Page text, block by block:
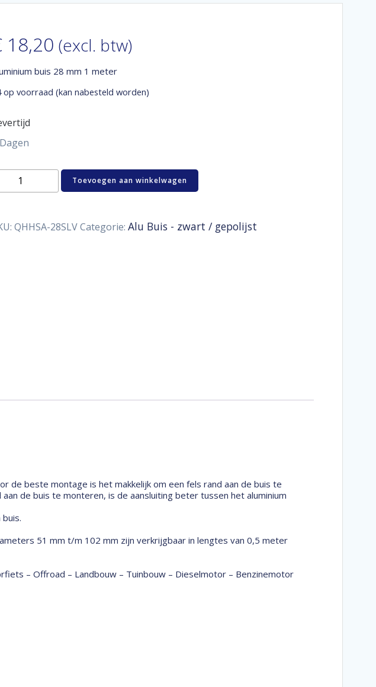
18,20 (excl. btw)
buis 28 mm 1 meter
op voorraad (kan nabesteld worden)
Toevoegen aan winkelwagen
QHHSA-28SLVCategorie: Alu Buis - zwart / gepolijst
de beste montage is het makkelijk om een fels rand aan de buis te
de buis te monteren, is de aansluiting beter tussen het aluminium
51 mm t/m 102 mm zijn verkrijgbaar in lengtes van 0,5 meter
– Offroad – Landbouw – Tuinbouw – Dieselmotor – Benzinemotor